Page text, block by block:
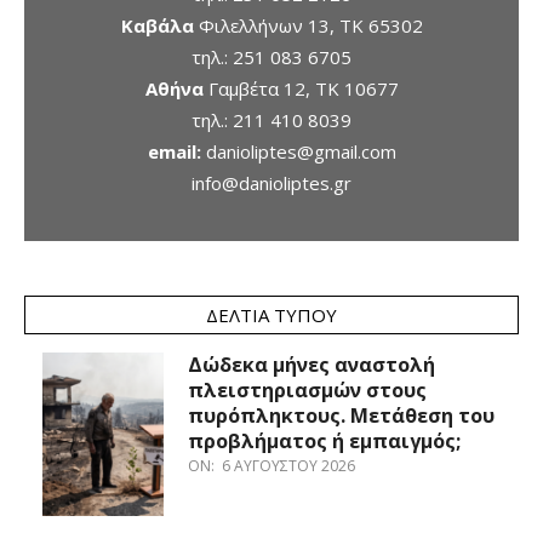
ΚαβάλαΦιλελλήνων 13, ΤΚ 65302
τηλ.: 251 083 6705
ΑθήναΓαμβέτα 12, ΤΚ 10677
τηλ.: 211 410 8039
email: danioliptes@gmail.com
info@danioliptes.gr
ΔΕΛΤΊΑ ΤΎΠΟΥ
Δώδεκα μήνες αναστολή
πλειστηριασμών στους
πυρόπληκτους. Μετάθεση του
προβλήματος ή εμπαιγμός;
ON: 6 ΑΥΓΟΎΣΤΟΥ 2026